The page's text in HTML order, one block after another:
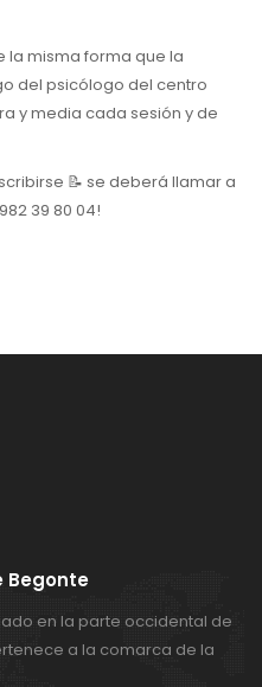
la misma forma que la
del psicólogo del centro
y media cada sesión y de
📝 se deberá llamar a
39 80 04!
Begonte
en la parte occidental de
a la comarca de la